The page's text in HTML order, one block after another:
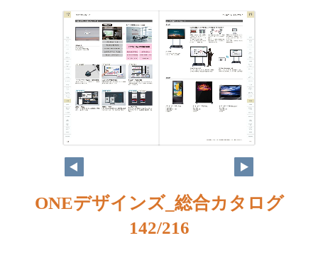
ONEデザインズ_総合カタログ
142/216